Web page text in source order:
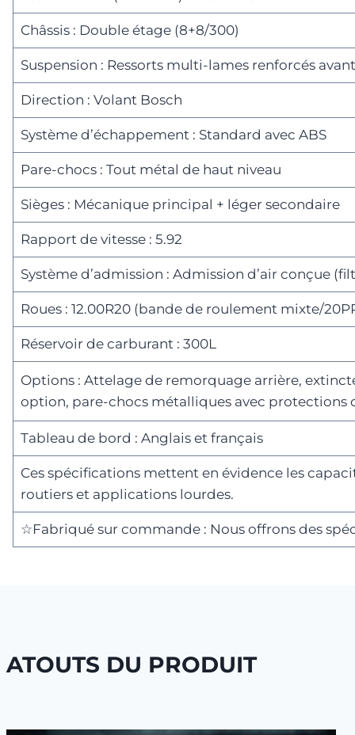
Châssis : Double étage (8+8/300)
Suspension : Ressorts multi-lames renforcés avant
Direction : Volant Bosch
Système d’échappement : Standard avec ABS
Pare-chocs : Tout métal de haut niveau
Sièges : Mécanique principal + léger secondaire
Rapport de vitesse : 5.92
Système d’admission : Admission d’air conçue
Roues : 12.00R20 (bande de roulement mixte/
Réservoir de carburant : 300L
Options : Attelage de remorquage arrière,
option, pare-chocs métalliques avec protections
Tableau de bord : Anglais et français
Ces spécifications mettent en évidence les
routiers et applications lourdes.
☆Fabriqué sur commande : Nous offrons des
ATOUTS DU PRODUIT